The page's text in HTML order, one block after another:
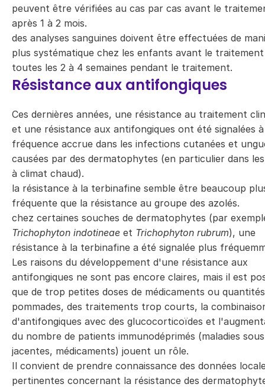
peuvent être vérifiées au cas par cas avant le
après 1 à 2 mois.
des analyses sanguines doivent être effectuées de
plus systématique chez les enfants avant le
toutes les 2 à 4 semaines pendant le traitement.
Résistance aux antifongiques
Ces dernières années, une résistance au traitement
et une résistance aux antifongiques ont été signalées
fréquence accrue dans les infections cutanées et
causées par des dermatophytes (en particulier dans
à climat chaud).
la résistance à la terbinafine semble être beaucoup
fréquente que la résistance au groupe des azolés.
chez certaines souches de dermatophytes (par
Trichophyton indotineae et Trichophyton rubrum), une
résistance à la terbinafine a été signalée plus
Les raisons du développement d'une résistance aux
antifongiques ne sont pas encore claires, mais il est
que de trop petites doses de médicaments ou
pommades, des traitements trop courts, la
d'antifongiques avec des glucocorticoïdes et
du nombre de patients immunodéprimés (maladies
jacentes, médicaments) jouent un rôle.
Il convient de prendre connaissance des données
pertinentes concernant la résistance des